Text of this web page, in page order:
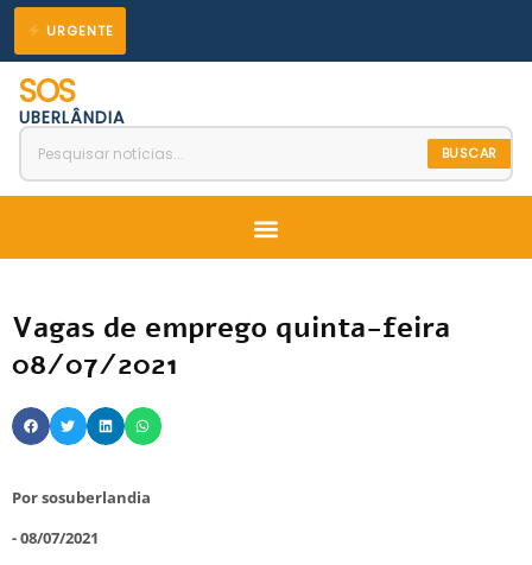
para
conteúdo
URGENTE
SOS
UBERLÂNDIA
BUSCAR
Menu
Vagas de emprego quinta-feira
08/07/2021
Porsosuberlandia
-08/07/2021